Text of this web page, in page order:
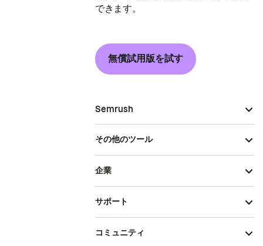
できます。
無償試用版を試す
Semrush
その他のツール
企業
サポート
コミュニティ